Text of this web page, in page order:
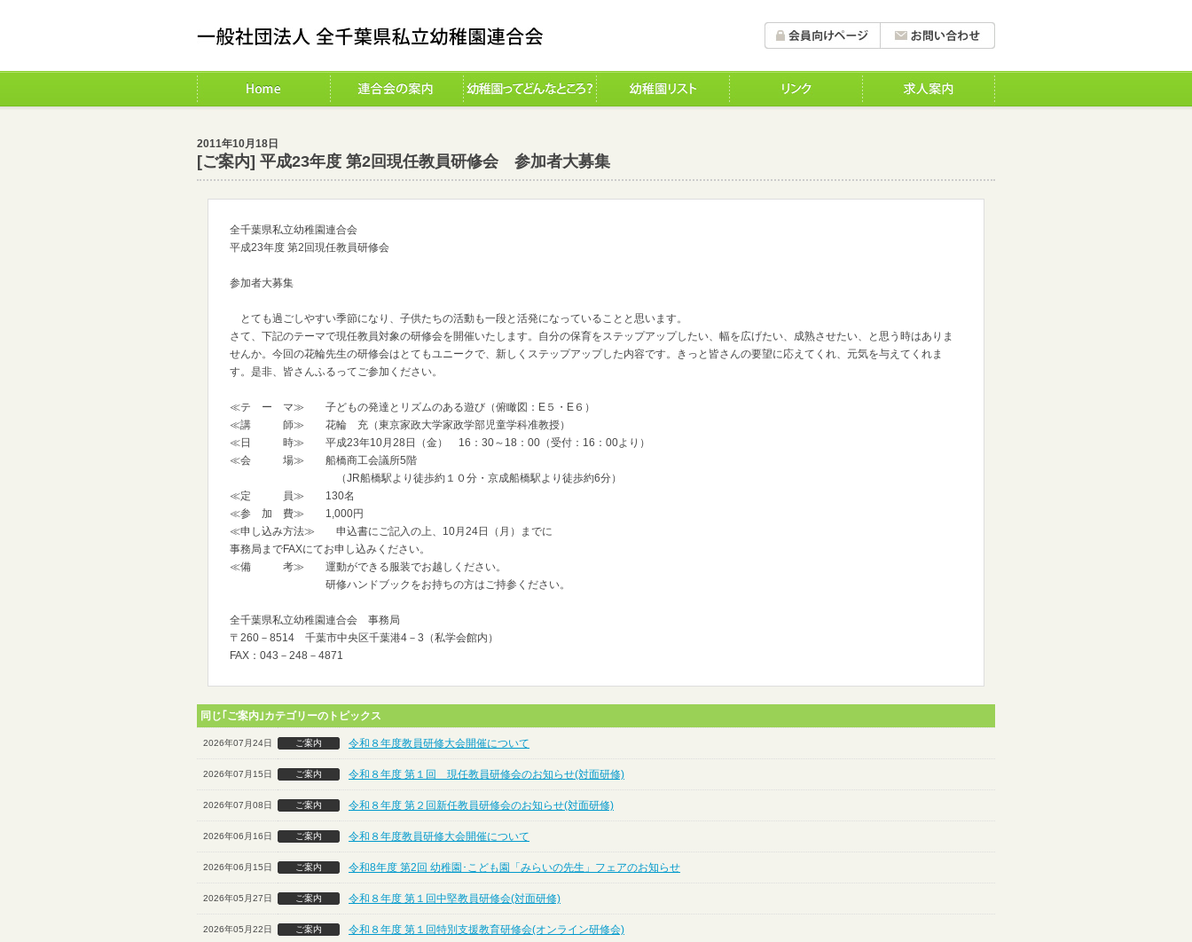
2011年10月18日
[ご案内] 平成23年度 第2回現任教員研修会 参加者大募集
全千葉県私立幼稚園連合会
平成23年度 第2回現任教員研修会
参加者大募集
とても過ごしやすい季節になり、子供たちの活動も一段と活発になっていることと思います。
さて、下記のテーマで現任教員対象の研修会を開催いたします。自分の保育をステップアップしたい、幅を広げたい、成熟させたい、と思う時はありま
せんか。今回の花輪先生の研修会はとてもユニークで、新しくステップアップした内容です。きっと皆さんの要望に応えてくれ、元気を与えてくれま
す。是非、皆さんふるってご参加ください。
≪テ ー マ≫ 子どもの発達とリズムのある遊び（俯瞰図：E５・E６）
≪講 師≫ 花輪 充（東京家政大学家政学部児童学科准教授）
≪日 時≫ 平成23年10月28日（金） 16：30～18：00（受付：16：00より）
≪会 場≫ 船橋商工会議所5階
（JR船橋駅より徒歩約１０分・京成船橋駅より徒歩約6分）
≪定 員≫ 130名
≪参 加 費≫ 1,000円
≪申し込み方法≫ 申込書にご記入の上、10月24日（月）までに
事務局までFAXにてお申し込みください。
≪備 考≫ 運動ができる服装でお越しください。
研修ハンドブックをお持ちの方はご持参ください。
全千葉県私立幼稚園連合会 事務局
〒260－8514 千葉市中央区千葉港4－3（私学会館内）
FAX：043－248－4871
同じ｢ご案内｣カテゴリーのトピックス
2026年07月24日 ご案内 令和８年度教員研修大会開催について
2026年07月15日 ご案内 令和８年度 第１回 現任教員研修会のお知らせ(対面研修)
2026年07月08日 ご案内 令和８年度 第２回新任教員研修会のお知らせ(対面研修)
2026年06月16日 ご案内 令和８年度教員研修大会開催について
2026年06月15日 ご案内 令和8年度 第2回 幼稚園･こども園「みらいの先生」フェアのお知らせ
2026年05月27日 ご案内 令和８年度 第１回中堅教員研修会(対面研修)
2026年05月22日 ご案内 令和８年度 第１回特別支援教育研修会(オンライン研修会)